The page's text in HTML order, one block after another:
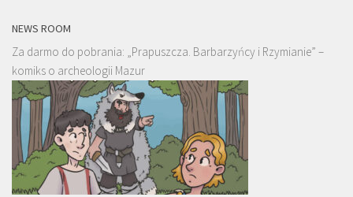
NEWS ROOM
Za darmo do pobrania: „Prapuszcza. Barbarzyńcy i Rzymianie” –
komiks o archeologii Mazur